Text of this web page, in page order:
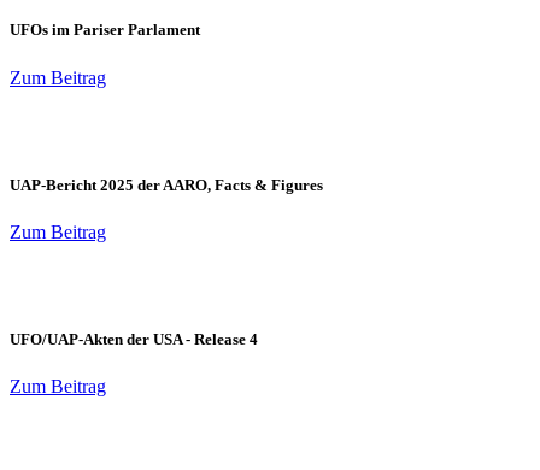
UFOs im Pariser Parlament
Zum Beitrag
UAP-Bericht 2025 der AARO, Facts & Figures
Zum Beitrag
UFO/UAP-Akten der USA - Release 4
Zum Beitrag